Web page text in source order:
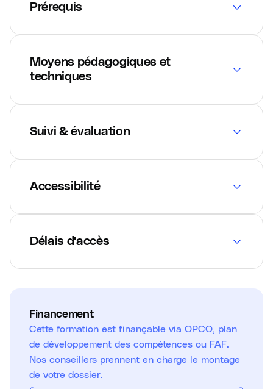
Prérequis
Moyens pédagogiques et
techniques
Suivi & évaluation
Accessibilité
Délais d'accès
Financement
Cette formation est finançable via OPCO, plan
de développement des compétences ou FAF.
Nos conseillers prennent en charge le montage
de votre dossier.